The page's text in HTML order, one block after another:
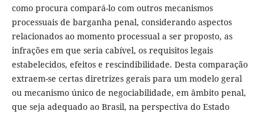
como procura compará-lo com outros mecanismos
processuais de barganha penal, considerando aspectos
relacionados ao momento processual a ser proposto, as
infrações em que seria cabível, os requisitos legais
estabelecidos, efeitos e rescindibilidade. Desta comparação
extraem-se certas diretrizes gerais para um modelo geral
ou mecanismo único de negociabilidade, em âmbito penal,
que seja adequado ao Brasil, na perspectiva do Estado